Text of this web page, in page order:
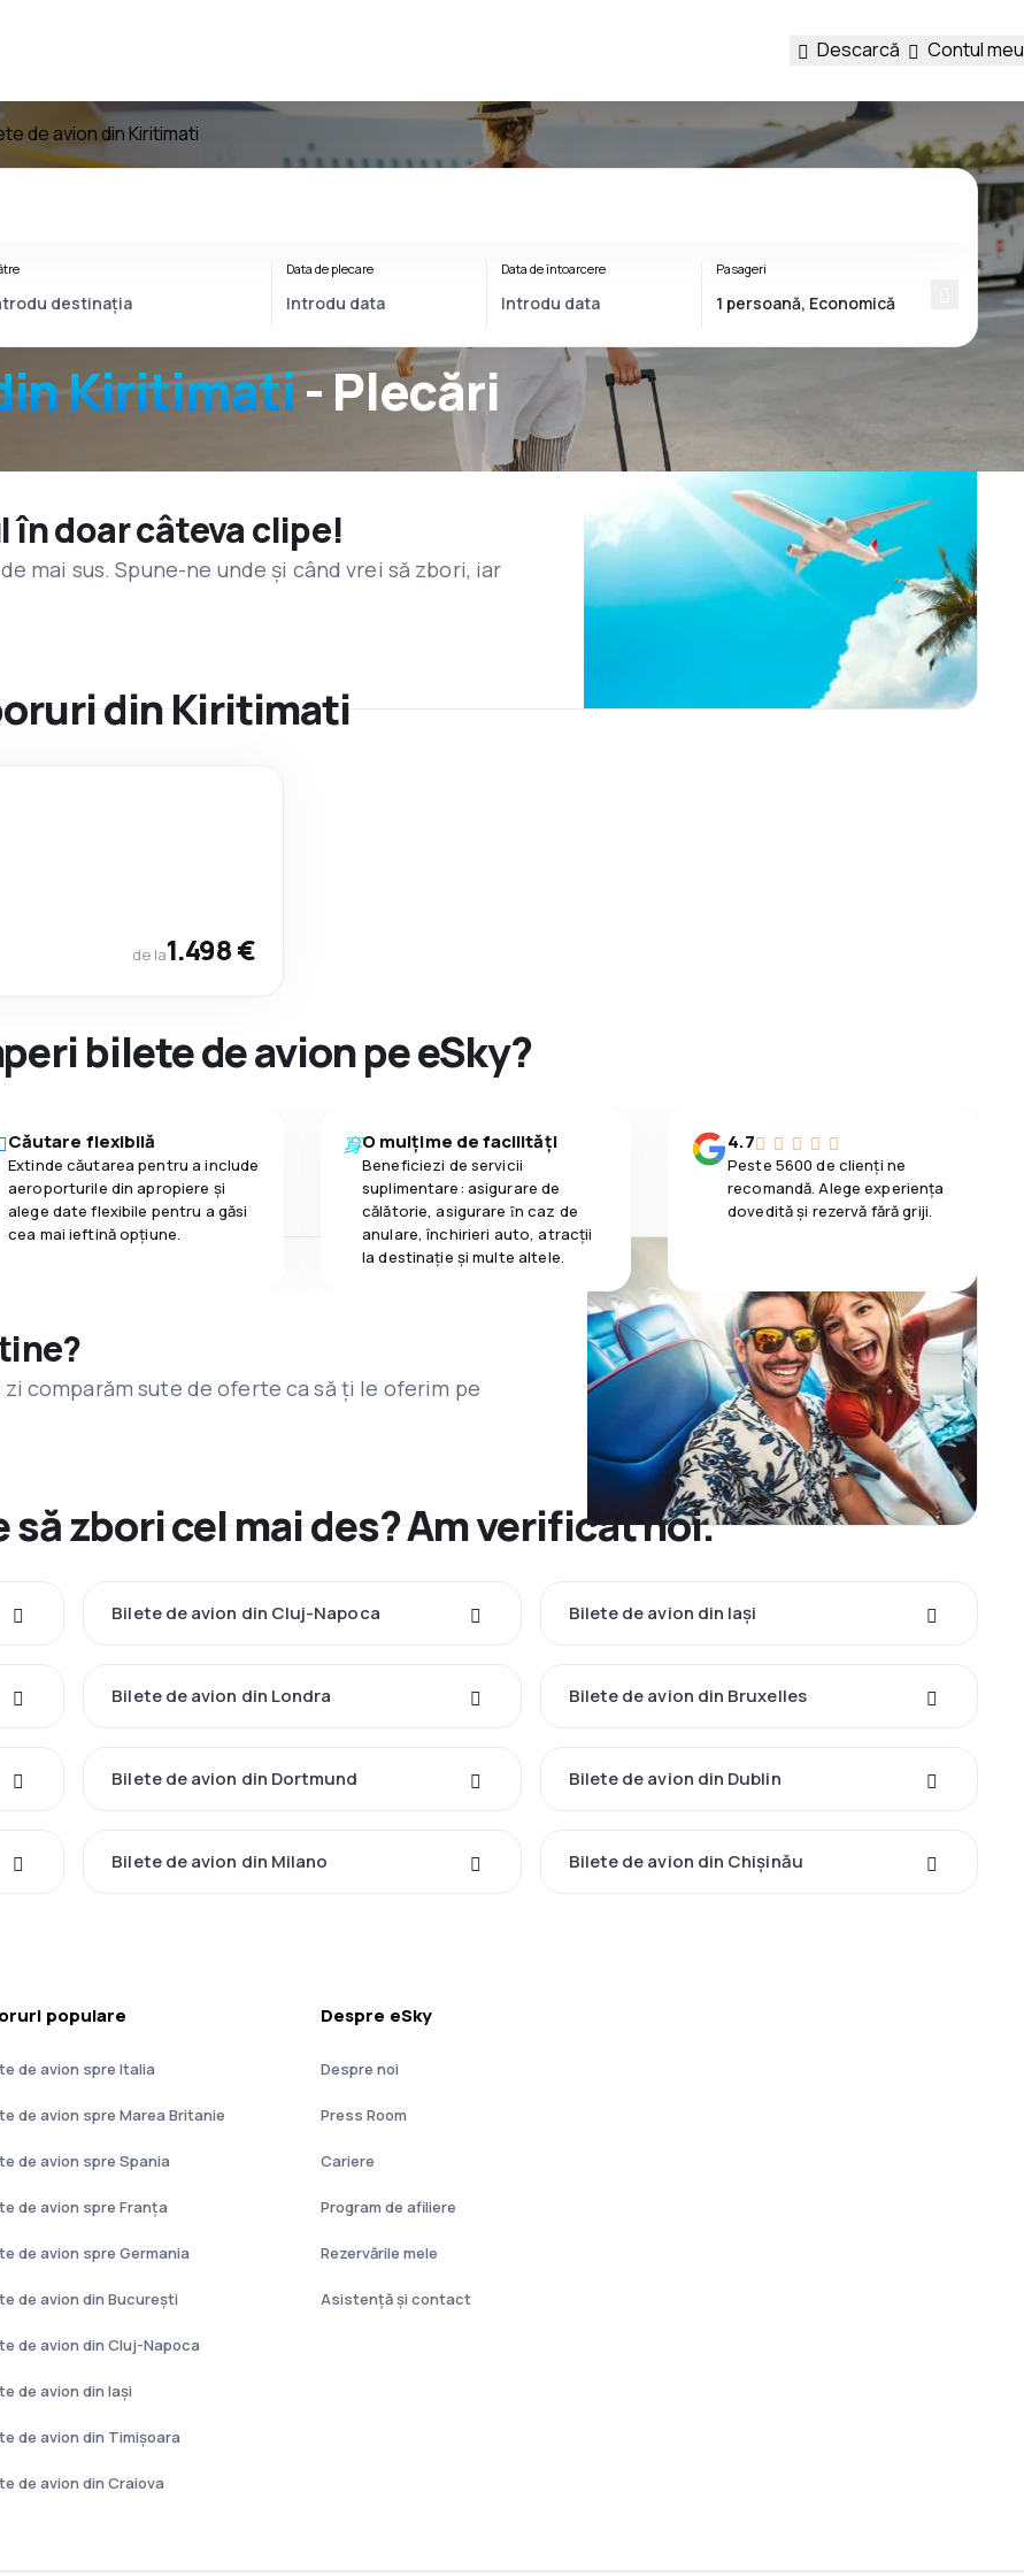
Descarcă Contul meu
de avion din Kiritimati
Kiritimati- Plecări
Data de plecare Data de întoarcere Pasageri
în doar câteva clipe!
mai sus. Spune-ne unde și când vrei să zbori, iar
din Kiritimati
de la1.498 €
bilete de avion pe eSky?
Căutare flexibilă
Extinde căutarea pentru a include
aeroporturile din apropiere și
alege date flexibile pentru a găsi
cea mai ieftină opțiune.
O mulțime de facilități
Beneficiezi de servicii
suplimentare: asigurare de
călătorie, asigurare ȋn caz de
anulare, închirieri auto, atracții
la destinaţie și multe altele.
4.7
Peste 5600 de clienți ne
recomandă. Alege experiența
dovedită și rezervă fără griji.
comparăm sute de oferte ca să ți le oferim pe
să zbori cel mai des? Am verificat noi.
Bilete de avion din Cluj-Napoca Bilete de avion din Iași
Bilete de avion din Londra Bilete de avion din Bruxelles
Bilete de avion din Dortmund Bilete de avion din Dublin
Bilete de avion din Milano Bilete de avion din Chișinău
populare
de avion spre Italia
de avion spre Marea Britanie
de avion spre Spania
de avion spre Franţa
de avion spre Germania
de avion din București
de avion din Cluj-Napoca
de avion din Iași
de avion din Timișoara
de avion din Craiova
Despre eSky
Despre noi
Press Room
Cariere
Program de afiliere
Rezervările mele
Asistenţă şi contact